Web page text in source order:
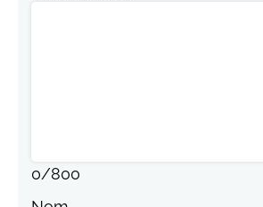
0/800